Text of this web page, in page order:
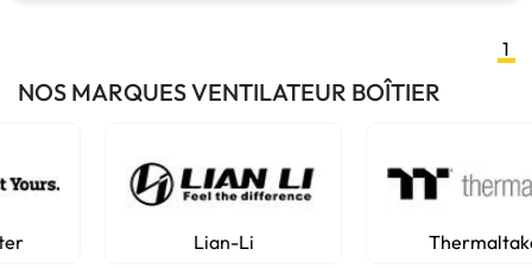
1
NOS MARQUES VENTILATEUR BOÎTIER
Thermaltake